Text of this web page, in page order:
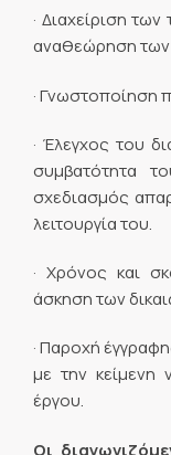
· Διαχείριση
αναθεώρηση των
· Γνωστοποίηση
· Έλεγχος του
συμβατότητα
σχεδιασμός
λειτουργία του.
· Χρόνος και
άσκηση των
· Παροχή
με την κείμενη
έργου.
Οι